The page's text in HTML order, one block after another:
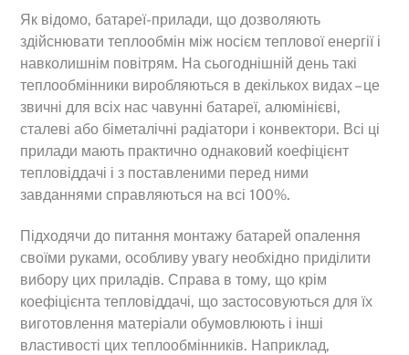
Як відомо, батареї-прилади, що дозволяють
здійснювати теплообмін між носієм теплової енергії і
навколишнім повітрям. На сьогоднішній день такі
теплообмінники виробляються в декількох видах – це
звичні для всіх нас чавунні батареї, алюмінієві,
сталеві або біметалічні радіатори і конвектори. Всі ці
прилади мають практично однаковий коефіцієнт
тепловіддачі і з поставленими перед ними
завданнями справляються на всі 100%.
Підходячи до питання монтажу батарей опалення
своїми руками, особливу увагу необхідно приділити
вибору цих приладів. Справа в тому, що крім
коефіцієнта тепловіддачі, що застосовуються для їх
виготовлення матеріали обумовлюють і інші
властивості цих теплообмінників. Наприклад,